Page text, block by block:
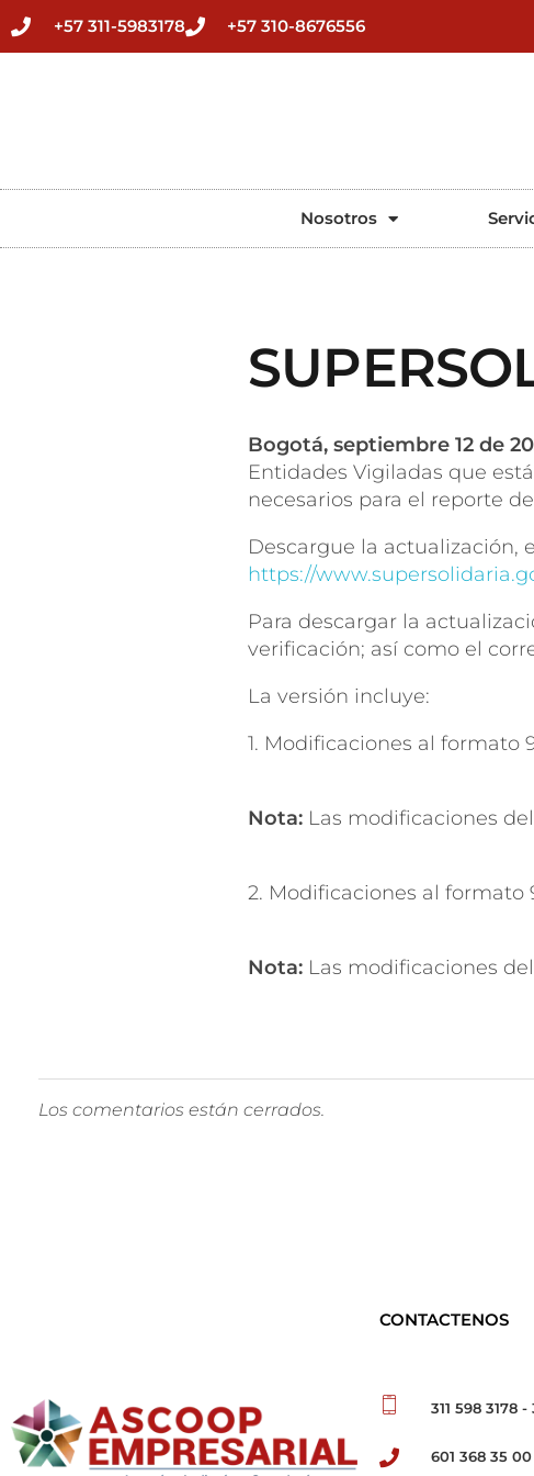
+57 311-5983178 +57 310-8676556
Nosotros
Bogotá, septiembre 12 de
Entidades Vigiladas que
necesarios para el reporte
Descargue la actualización,
https://
Para descargar la
verificación; así como el
La versión incluye:
1. Modificaciones al formato
Nota: Las modificaciones
2. Modificaciones al formato
Nota: Las modificaciones
Los comentarios están cerrados.
CONTACTENOS
311 598 3178
601 368 35 00